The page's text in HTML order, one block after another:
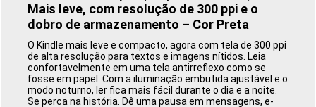
Mais leve, com resolução de 300 ppi e o
dobro de armazenamento – Cor Preta
O Kindle mais leve e compacto, agora com tela de 300 ppi
de alta resolução para textos e imagens nítidos. Leia
confortavelmente em uma tela antirreflexo como se
fosse em papel. Com a iluminação embutida ajustável e o
modo noturno, ler fica mais fácil durante o dia e a noite.
Se perca na história. Dê uma pausa em mensagens, e-